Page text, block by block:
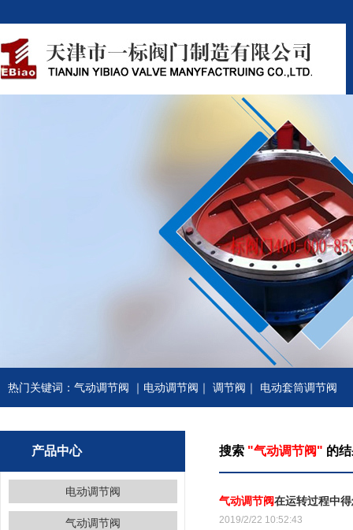
热门关键词： 气动调节阀 ｜ 电动调节阀 ｜ 调节阀 ｜ 电动套筒调节阀
产品中心
电动调节阀
气动调节阀
搜索 "气动调节阀" 的
气动调节阀在运转过程中
2019/2/22 10:52:43